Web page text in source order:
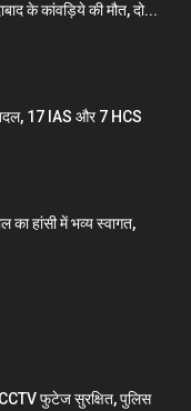
के कांवड़िये की मौत, दो...
17 IAS और 7 HCS
का हांसी में भव्य स्वागत,
CCTV फुटेज सुरक्षित, पुलिस